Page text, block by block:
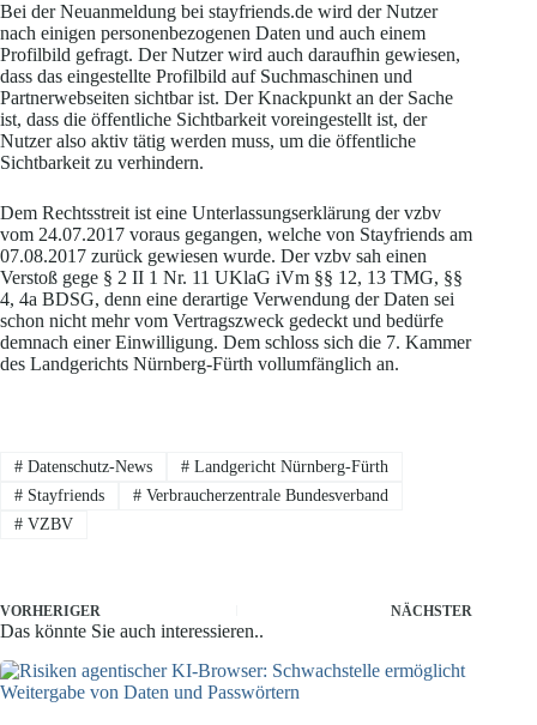
Bei der Neuanmeldung bei stayfriends.de wird der Nutzer
nach einigen personenbezogenen Daten und auch einem
Profilbild gefragt. Der Nutzer wird auch daraufhin gewiesen,
dass das eingestellte Profilbild auf Suchmaschinen und
Partnerwebseiten sichtbar ist. Der Knackpunkt an der Sache
ist, dass die öffentliche Sichtbarkeit voreingestellt ist, der
Nutzer also aktiv tätig werden muss, um die öffentliche
Sichtbarkeit zu verhindern.
Dem Rechtsstreit ist eine Unterlassungserklärung der vzbv
vom 24.07.2017 voraus gegangen, welche von Stayfriends am
07.08.2017 zurück gewiesen wurde. Der vzbv sah einen
Verstoß gege § 2 II 1 Nr. 11 UKlaG iVm §§ 12, 13 TMG, §§
4, 4a BDSG, denn eine derartige Verwendung der Daten sei
schon nicht mehr vom Vertragszweck gedeckt und bedürfe
demnach einer Einwilligung. Dem schloss sich die 7. Kammer
des Landgerichts Nürnberg-Fürth vollumfänglich an.
#Datenschutz-News #Landgericht Nürnberg-Fürth
#Stayfriends #Verbraucherzentrale Bundesverband
#VZBV
VORHERIGER NÄCHSTER
Das könnte Sie auch interessieren..